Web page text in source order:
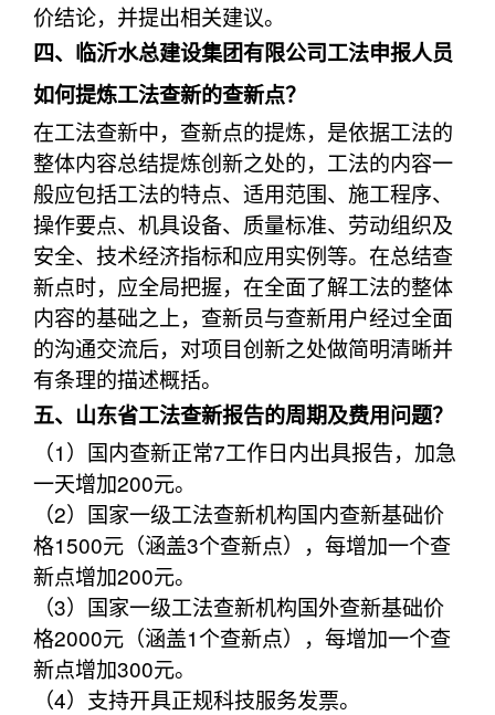
价结论，并提出相关建议。
四、临沂水总建设集团有限公司工法申报人员
如何提炼工法查新的查新点？
在工法查新中，查新点的提炼，是依据工法的
整体内容总结提炼创新之处的，工法的内容一
般应包括工法的特点、适用范围、施工程序、
操作要点、机具设备、质量标准、劳动组织及
安全、技术经济指标和应用实例等。在总结查
新点时，应全局把握，在全面了解工法的整体
内容的基础之上，查新员与查新用户经过全面
的沟通交流后，对项目创新之处做简明清晰并
有条理的描述概括。
五、山东省工法查新报告的周期及费用问题？
（1）国内查新正常7工作日内出具报告，加急
一天增加200元。
（2）国家一级工法查新机构国内查新基础价
格1500元（涵盖3个查新点），每增加一个查
新点增加200元。
（3）国家一级工法查新机构国外查新基础价
格2000元（涵盖1个查新点），每增加一个查
新点增加300元。
（4）支持开具正规科技服务发票。